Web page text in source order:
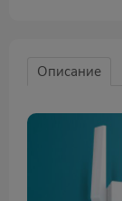
Описание